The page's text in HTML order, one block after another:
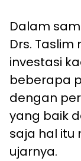
Dalam
Drs.
investasi
beberapa
dengan
yang baik
saja hal itu
ujarnya.